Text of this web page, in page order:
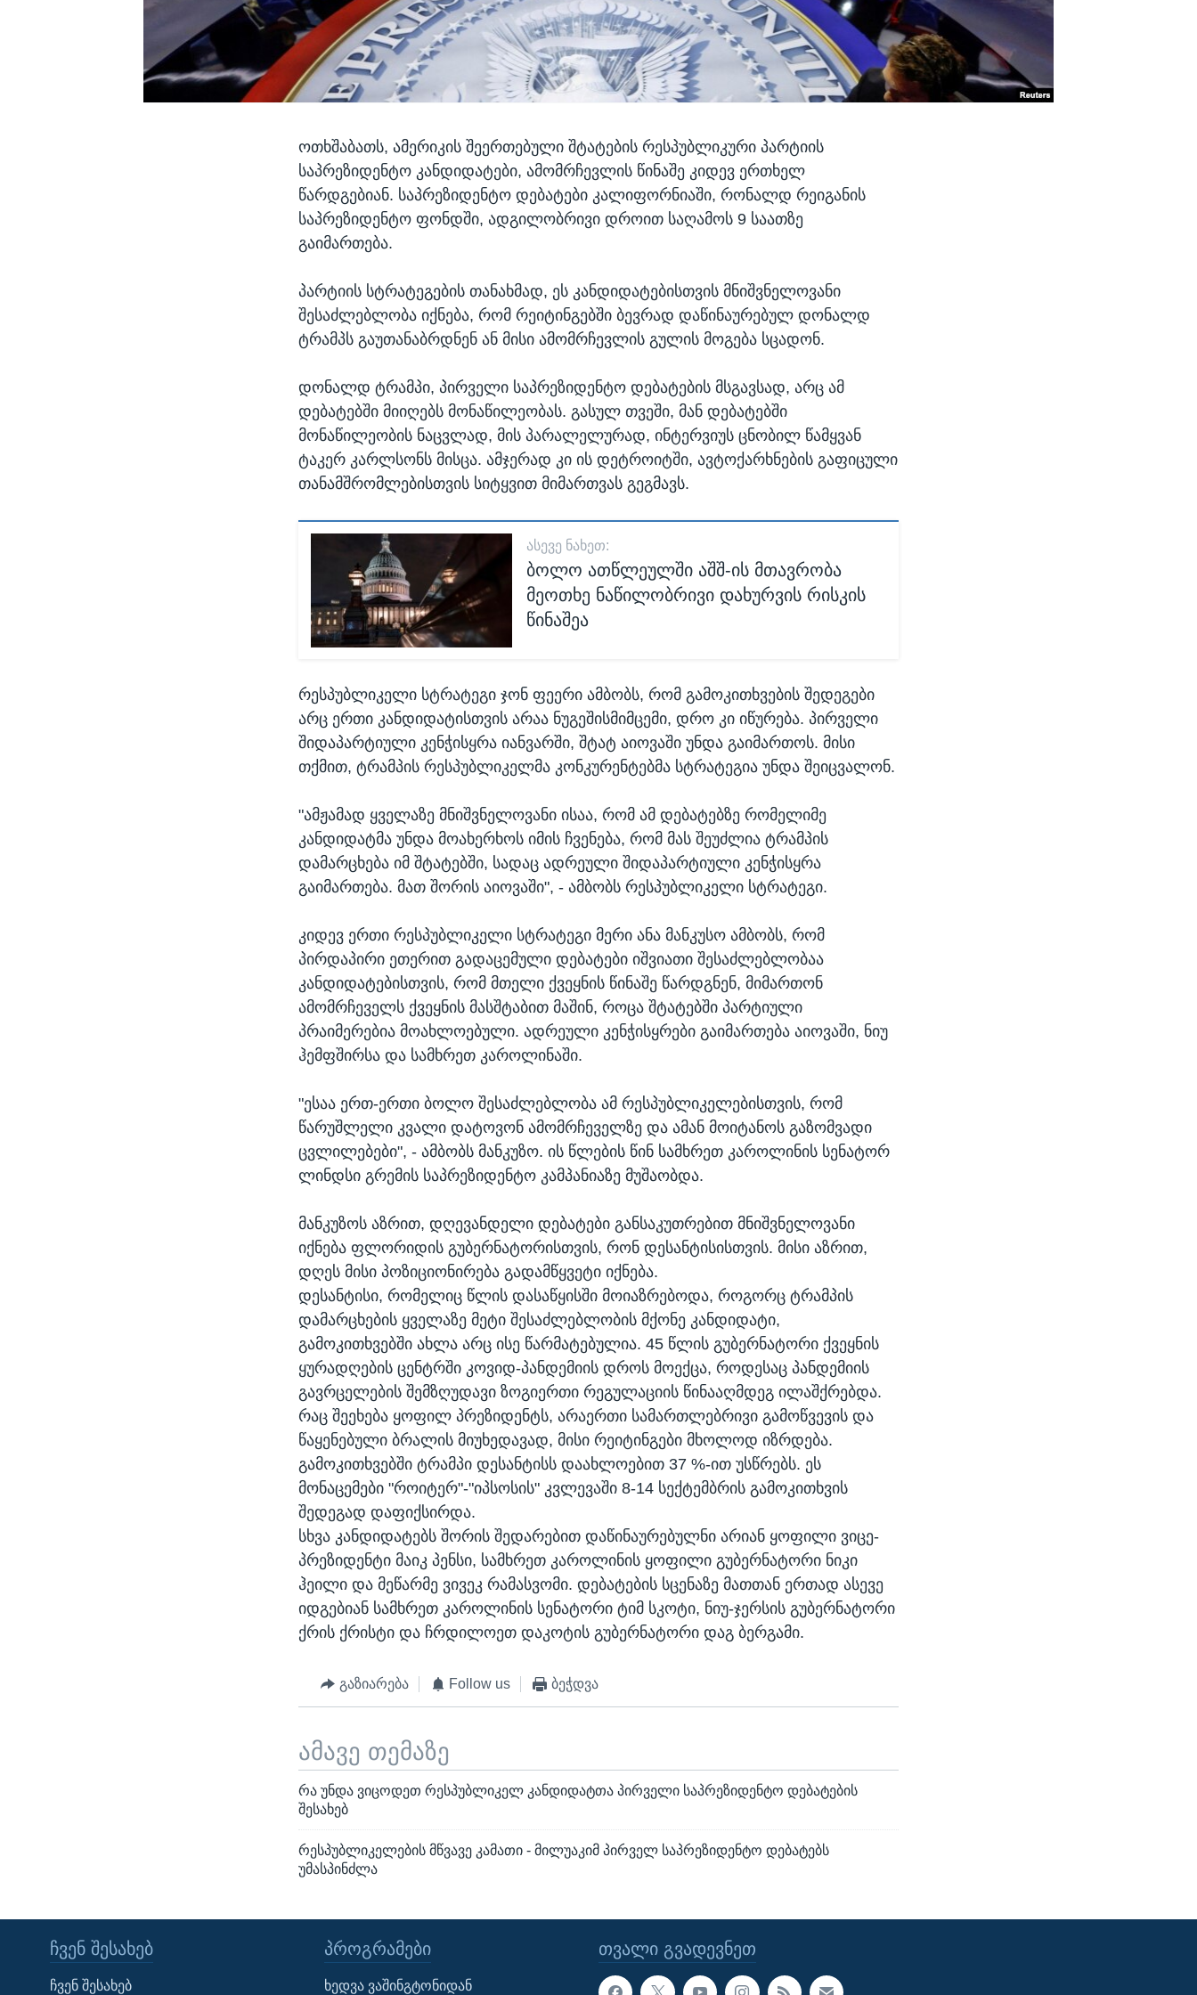
Learning English
ოთხშაბათს, ამერიკის შეერთებული შტატების რესპუბლიკური პარტიის
საპრეზიდენტო კანდიდატები, ამომრჩევლის წინაშე კიდევ ერთხელ
წარდგებიან. საპრეზიდენტო დებატები კალიფორნიაში, რონალდ რეიგანის
საპრეზიდენტო ფონდში, ადგილობრივი დროით საღამოს 9 საათზე
გაიმართება.
პარტიის სტრატეგების თანახმად, ეს კანდიდატებისთვის მნიშვნელოვანი
შესაძლებლობა იქნება, რომ რეიტინგებში ბევრად დაწინაურებულ დონალდ
ტრამპს გაუთანაბრდნენ ან მისი ამომრჩევლის გულის მოგება სცადონ.
დონალდ ტრამპი, პირველი საპრეზიდენტო დებატების მსგავსად, არც ამ
დებატებში მიიღებს მონაწილეობას. გასულ თვეში, მან დებატებში
მონაწილეობის ნაცვლად, მის პარალელურად, ინტერვიუს ცნობილ წამყვან
ტაკერ კარლსონს მისცა. ამჯერად კი ის დეტროიტში, ავტოქარხნების გაფიცული
თანამშრომლებისთვის სიტყვით მიმართვას გეგმავს.
ᲐᲡᲔᲕᲔ ᲜᲐᲮᲔᲗ:
ბოლო ათწლეულში აშშ-ის მთავრობა
მეოთხე ნაწილობრივი დახურვის რისკის
წინაშეა
რესპუბლიკელი სტრატეგი ჯონ ფეერი ამბობს, რომ გამოკითხვების შედეგები
არც ერთი კანდიდატისთვის არაა ნუგეშისმიმცემი, დრო კი იწურება. პირველი
შიდაპარტიული კენჭისყრა იანვარში, შტატ აიოვაში უნდა გაიმართოს. მისი
თქმით, ტრამპის რესპუბლიკელმა კონკურენტებმა სტრატეგია უნდა შეიცვალონ.
"ამჟამად ყველაზე მნიშვნელოვანი ისაა, რომ ამ დებატებზე რომელიმე
კანდიდატმა უნდა მოახერხოს იმის ჩვენება, რომ მას შეუძლია ტრამპის
დამარცხება იმ შტატებში, სადაც ადრეული შიდაპარტიული კენჭისყრა
გაიმართება. მათ შორის აიოვაში", - ამბობს რესპუბლიკელი სტრატეგი.
კიდევ ერთი რესპუბლიკელი სტრატეგი მერი ანა მანკუსო ამბობს, რომ
პირდაპირი ეთერით გადაცემული დებატები იშვიათი შესაძლებლობაა
კანდიდატებისთვის, რომ მთელი ქვეყნის წინაშე წარდგნენ, მიმართონ
ამომრჩეველს ქვეყნის მასშტაბით მაშინ, როცა შტატებში პარტიული
პრაიმერებია მოახლოებული. ადრეული კენჭისყრები გაიმართება აიოვაში, ნიუ
ჰემფშირსა და სამხრეთ კაროლინაში.
"ესაა ერთ-ერთი ბოლო შესაძლებლობა ამ რესპუბლიკელებისთვის, რომ
წარუშლელი კვალი დატოვონ ამომრჩეველზე და ამან მოიტანოს გაზომვადი
ცვლილებები", - ამბობს მანკუზო. ის წლების წინ სამხრეთ კაროლინის სენატორ
ლინდსი გრემის საპრეზიდენტო კამპანიაზე მუშაობდა.
მანკუზოს აზრით, დღევანდელი დებატები განსაკუთრებით მნიშვნელოვანი
იქნება ფლორიდის გუბერნატორისთვის, რონ დესანტისისთვის. მისი აზრით,
დღეს მისი პოზიციონირება გადამწყვეტი იქნება.
დესანტისი, რომელიც წლის დასაწყისში მოიაზრებოდა, როგორც ტრამპის
დამარცხების ყველაზე მეტი შესაძლებლობის მქონე კანდიდატი,
გამოკითხვებში ახლა არც ისე წარმატებულია. 45 წლის გუბერნატორი ქვეყნის
ყურადღების ცენტრში კოვიდ-პანდემიის დროს მოექცა, როდესაც პანდემიის
გავრცელების შემზღუდავი ზოგიერთი რეგულაციის წინააღმდეგ ილაშქრებდა.
რაც შეეხება ყოფილ პრეზიდენტს, არაერთი სამართლებრივი გამოწვევის და
წაყენებული ბრალის მიუხედავად, მისი რეიტინგები მხოლოდ იზრდება.
გამოკითხვებში ტრამპი დესანტისს დაახლოებით 37 %-ით უსწრებს. ეს
მონაცემები "როიტერ"-"იპსოსის" კვლევაში 8-14 სექტემბრის გამოკითხვის
შედეგად დაფიქსირდა.
სხვა კანდიდატებს შორის შედარებით დაწინაურებულნი არიან ყოფილი ვიცე-
პრეზიდენტი მაიკ პენსი, სამხრეთ კაროლინის ყოფილი გუბერნატორი ნიკი
ჰეილი და მეწარმე ვივეკ რამასვომი. დებატების სცენაზე მათთან ერთად ასევე
იდგებიან სამხრეთ კაროლინის სენატორი ტიმ სკოტი, ნიუ-ჯერსის გუბერნატორი
ქრის ქრისტი და ჩრდილოეთ დაკოტის გუბერნატორი დაგ ბერგამი.
გაზიარება Follow us ბეჭდვა
ამავე თემაზე
რა უნდა ვიცოდეთ რესპუბლიკელ კანდიდატთა პირველი საპრეზიდენტო დებატების
შესახებ
რესპუბლიკელების მწვავე კამათი - მილუაკიმ პირველ საპრეზიდენტო დებატებს
უმასპინძლა
ᲗᲕᲐᲚᲘ ᲒᲕᲐᲓᲔᲕᲜᲔᲗ
ᲩᲕᲔᲜ ᲨᲔᲡᲐᲮᲔᲑ
ჩვენ შესახებ
ᲞᲠᲝᲒᲠᲐᲛᲔᲑᲘ
ხედვა ვაშინგტონიდან